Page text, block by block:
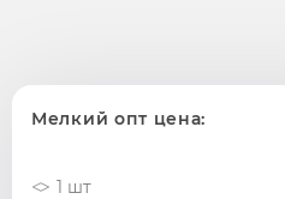
Мелкий опт цена:
1 шт